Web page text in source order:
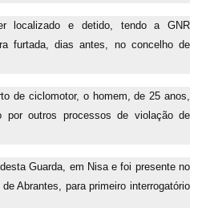
localizado e detido, tendo a GNR
furtada, dias antes, no concelho de
de ciclomotor, o homem, de 25 anos,
por outros processos de violação de
Guarda, em Nisa e foi presente no
Abrantes, para primeiro interrogatório